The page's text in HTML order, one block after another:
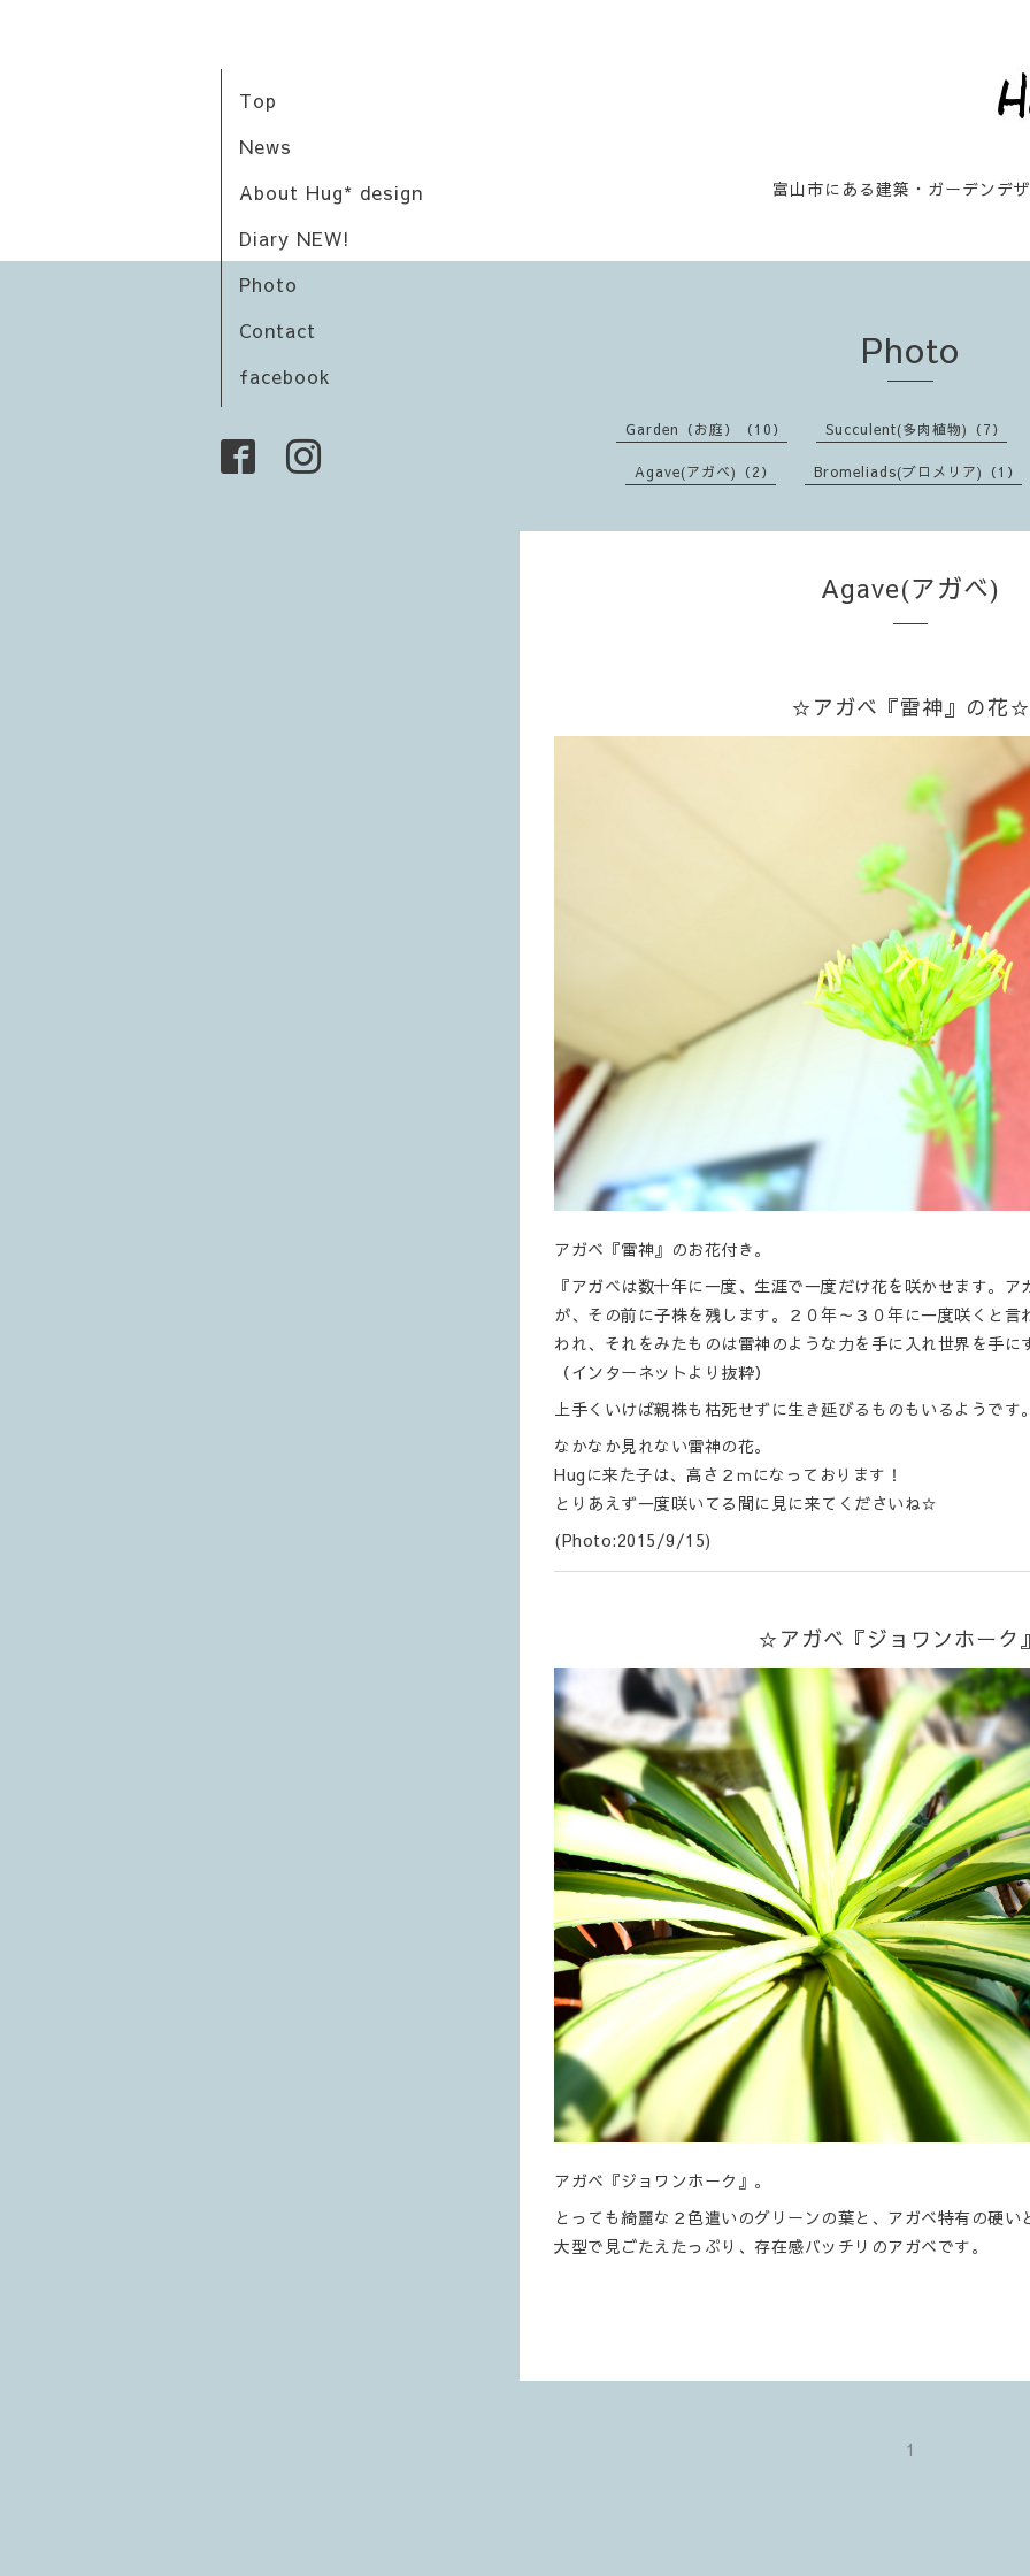
富山市にある建築・ガーデンデ
Top
News
About Hug* design
Diary NEW!
Photo
Contact
facebook
Photo
Garden（お庭）（10） Succulent(多肉植物)（7）
Agave(アガベ)（2） Bromeliads(ブロメリア)（1）
Agave(アガベ)
☆アガベ『雷神』の花☆
アガベ『雷神』のお花付き。
『アガベは数十年に一度、生涯で一度だけ花を咲かせます。
が、その前に子株を残します。２０年～３０年に一度咲くと
われ、それをみたものは雷神のような力を手に入れ世界を手に
（インターネットより抜粋）
上手くいけば親株も枯死せずに生き延びるものもいるようです
なかなか見れない雷神の花。
Hugに来た子は、高さ２ｍになっております！
とりあえず一度咲いてる間に見に来てくださいね☆
(Photo:2015/9/15)
☆アガベ『ジョワンホー
アガベ『ジョワンホーク』。
とっても綺麗な２色遣いのグリーンの葉と、アガベ特有の硬い
大型で見ごたえたっぷり、存在感バッチリのアガベです。
1